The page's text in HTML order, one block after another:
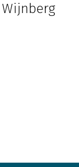
Wijnberg